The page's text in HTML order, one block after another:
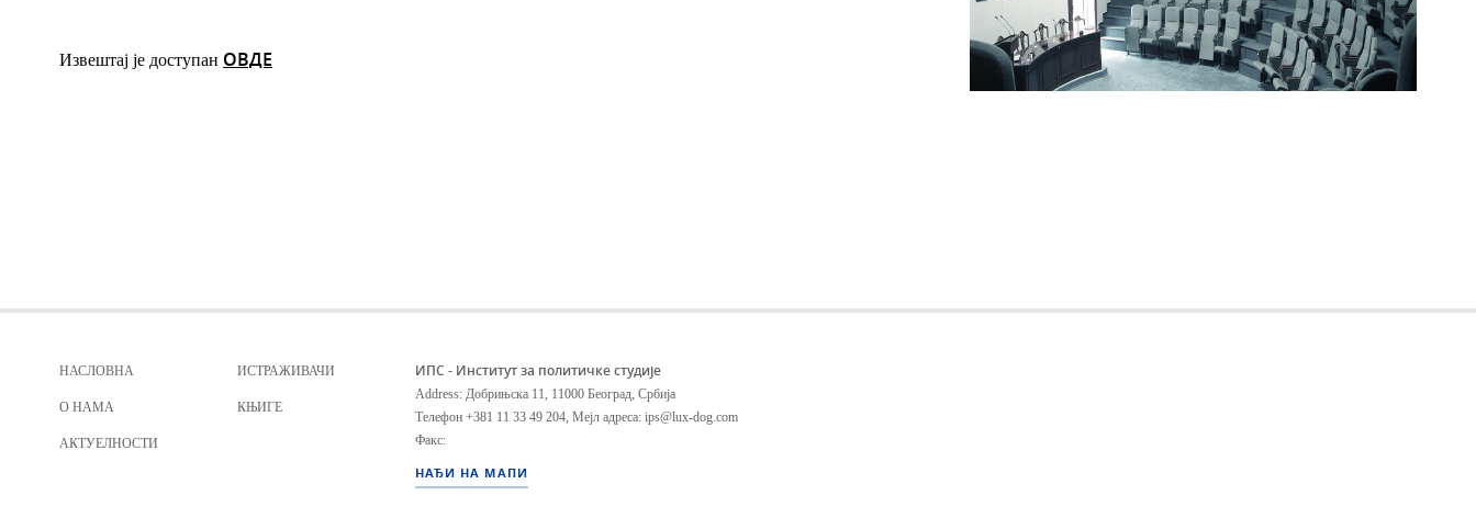
Извештај је доступан ОВДЕ
НАСЛОВНА
О НАМА
АКТУЕЛНОСТИ
ИСТРАЖИВАЧИ
КЊИГЕ
ИПС - Институт за политичке студије
Address: Добрињска 11, 11000 Београд, Србија
Телефон +381 11 33 49 204, Мејл адреса: ips@lux-dog.com
Факс:
НАЂИ НА МАПИ